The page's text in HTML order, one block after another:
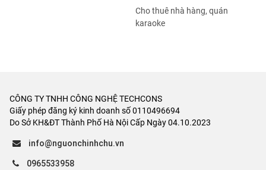
Cho thuê nhà hàng, quán
karaoke
CÔNG TY TNHH CÔNG NGHỆ TECHCONS
Giấy phép đăng ký kinh doanh số 0110496694
Do Sở KH&ĐT Thành Phố Hà Nội Cấp Ngày 04.10.2023
info@nguonchinhchu.vn
0965533958